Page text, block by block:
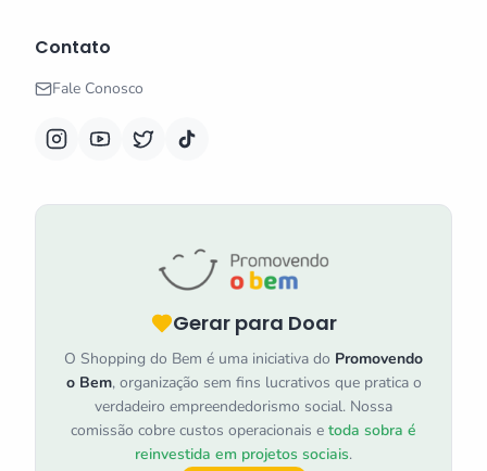
Contato
Fale Conosco
Gerar para Doar
O Shopping do Bem é uma iniciativa do Promovendo
o Bem, organização sem fins lucrativos que pratica o
verdadeiro empreendedorismo social. Nossa
comissão cobre custos operacionais e toda sobra é
reinvestida em projetos sociais.